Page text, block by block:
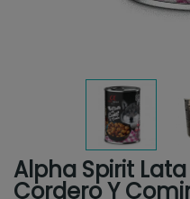
Alpha Spirit
Cordero Y